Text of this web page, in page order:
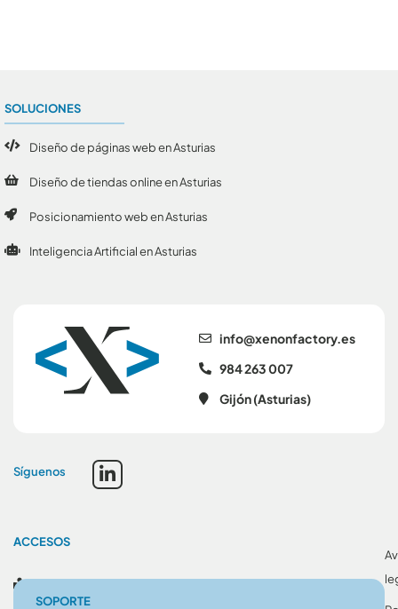
se.yrotcafnonex@ofni
984 263 007
Gijón (Asturias)
Síguenos
SOLUCIONES
Diseño de páginas web en Asturias
Diseño de tiendas online en Asturias
Posicionamiento web en Asturias
Inteligencia Artificial en Asturias
ACCESOS
SOPORTE